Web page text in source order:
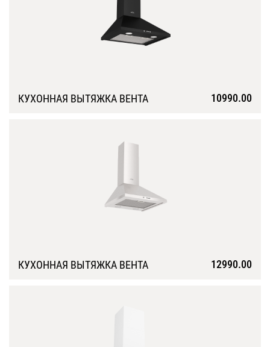
КУХОННАЯ ВЫТЯЖКА ВЕНТА 10990.00
КУХОННАЯ ВЫТЯЖКА ВЕНТА 12990.00